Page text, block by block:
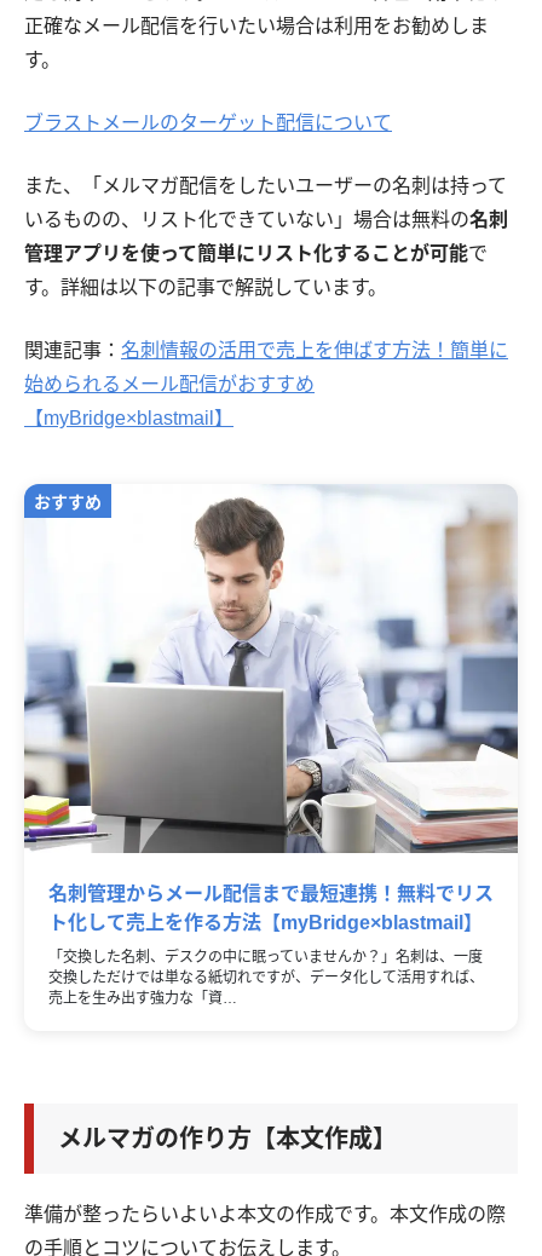
正確なメール配信を行いたい場合は利用をお勧めしま
す。
ブラストメールのターゲット配信について
また、「メルマガ配信をしたいユーザーの名刺は持って
いるものの、リスト化できていない」場合は無料の名刺
管理アプリを使って簡単にリスト化することが可能で
す。詳細は以下の記事で解説しています。
関連記事： 名刺情報の活用で売上を伸ばす方法！簡単に
始められるメール配信がおすすめ
【myBridge×blastmail】
名刺管理からメール配信まで最短連携！無料でリス
ト化して売上を作る方法【myBridge×blastmail】
「交換した名刺、デスクの中に眠っていませんか？」名刺は、一度
交換しただけでは単なる紙切れですが、データ化して活用すれば、
売上を生み出す強力な「資…
メルマガの作り方【本文作成】
準備が整ったらいよいよ本文の作成です。本文作成の際
の手順とコツについてお伝えします。